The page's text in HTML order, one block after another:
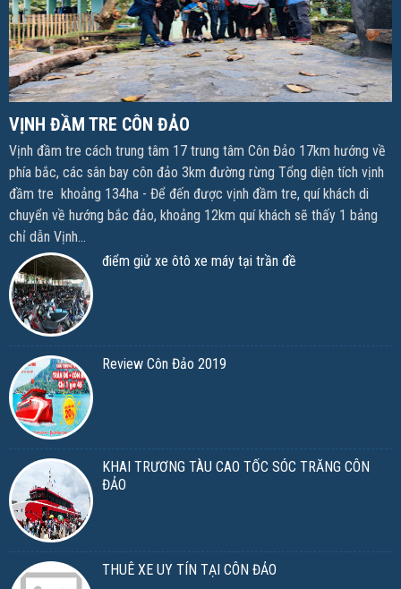
VỊNH ĐẦM TRE CÔN ĐẢO
Vịnh đầm tre cách trung tâm 17 trung tâm Côn Đảo 17km hướng về
phía bắc, các sân bay côn đảo 3km đường rừng Tổng diện tích vịnh
đầm tre khoảng 134ha - Để đến được vịnh đầm tre, quí khách di
chuyển về hướng bắc đảo, khoảng 12km quí khách sẽ thấy 1 bảng
chỉ dẫn Vịnh...
điểm giử xe ôtô xe máy tại trần đề
Review Côn Đảo 2019
KHAI TRƯƠNG TÀU CAO TỐC SÓC TRĂNG CÔN
ĐẢO
THUÊ XE UY TÍN TẠI CÔN ĐẢO